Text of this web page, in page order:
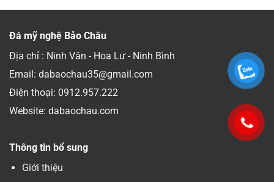
Đá mỹ nghệ Bảo Châu
Địa chỉ : Ninh Vân - Hoa Lư - Ninh Bình
Email: dabaochau35@gmail.com
Điện thoại: 0912.957.222
Website: dabaochau.com
Thông tin bổ sung
Giới thiệu